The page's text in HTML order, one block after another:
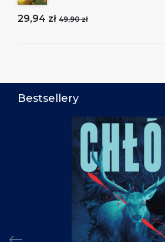
29,94 zł 49,90 zł
Bestsellery